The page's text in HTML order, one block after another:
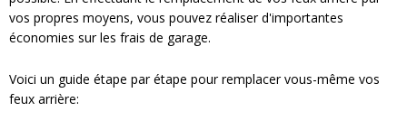
vos propres moyens, vous pouvez réaliser d'importantes
économies sur les frais de garage.
Voici un guide étape par étape pour remplacer vous-même vos
feux arrière: